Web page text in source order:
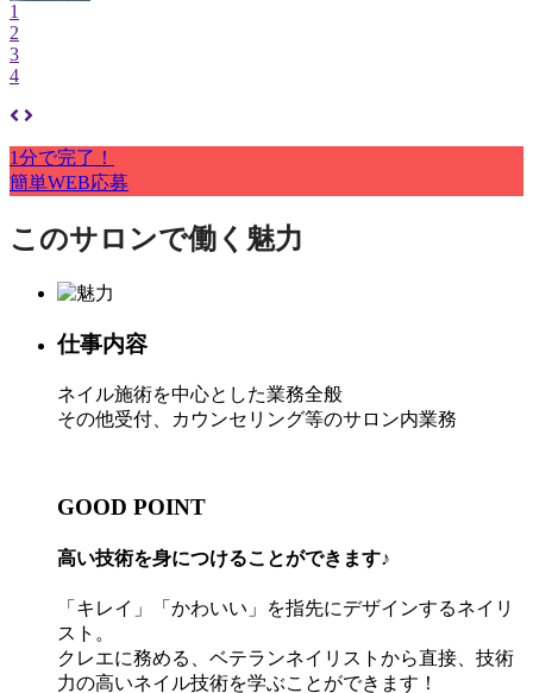
1
2
3
4
1分で完了！
簡単WEB応募
このサロンで働く魅力
仕事内容
ネイル施術を中心とした業務全般
その他受付、カウンセリング等のサロン内業務
GOOD POINT
高い技術を身につけることができます♪
「キレイ」「かわいい」を指先にデザインするネイリ
スト。
クレエに務める、ベテランネイリストから直接、技術
力の高いネイル技術を学ぶことができます！